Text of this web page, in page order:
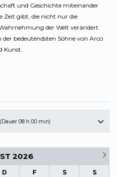
und Geschichte miteinander
Zeit gibt, die nicht nur die
der Welt verändert
bedeutendsten Söhne von Arco
Kunst.
(Dauer 08 h 00 min)
2026
D F S S